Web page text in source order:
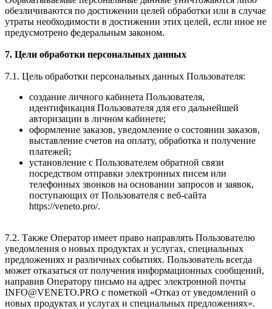
обезличиваются по достижении целей обработки или в случае
утраты необходимости в достижении этих целей, если иное не
предусмотрено федеральным законом.
7. Цели обработки персональных данных
7.1. Цель обработки персональных данных Пользователя:
создание личного кабинета Пользователя,
идентификация Пользователя для его дальнейшей
авторизации в личном кабинете;
оформление заказов, уведомление о состоянии заказов,
выставление счетов на оплату, обработка и получение
платежей;
установление с Пользователем обратной связи
посредством отправки электронных писем или
телефонных звонков на основании запросов и заявок,
поступающих от Пользователя с веб-сайта
https://veneto.pro/.
7.2. Также Оператор имеет право направлять Пользователю
уведомления о новых продуктах и услугах, специальных
предложениях и различных событиях. Пользователь всегда
может отказаться от получения информационных сообщений,
направив Оператору письмо на адрес электронной почты
INFO@VENETO.PRO с пометкой «Отказ от уведомлений о
новых продуктах и услугах и специальных предложениях».